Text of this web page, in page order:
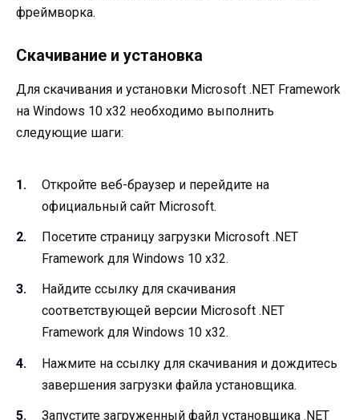
фреймворка.
Скачивание и установка
Для скачивания и установки Microsoft .NET Framework
на Windows 10 x32 необходимо выполнить
следующие шаги:
Откройте веб-браузер и перейдите на
официальный сайт Microsoft.
Посетите страницу загрузки Microsoft .NET
Framework для Windows 10 x32.
Найдите ссылку для скачивания
соответствующей версии Microsoft .NET
Framework для Windows 10 x32.
Нажмите на ссылку для скачивания и дождитесь
завершения загрузки файла установщика.
Запустите загруженный файл установщика .NET